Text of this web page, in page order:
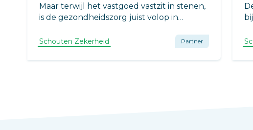
Maar terwijl het vastgoed vastzit in stenen,
is de gezondheidszorg juist volop in
ontwikkelingen is flexibiliteit in
zorgvastgoed een vereiste, maar denkt u
ook aan een goede verzekering?
Schouten Zekerheid Partner